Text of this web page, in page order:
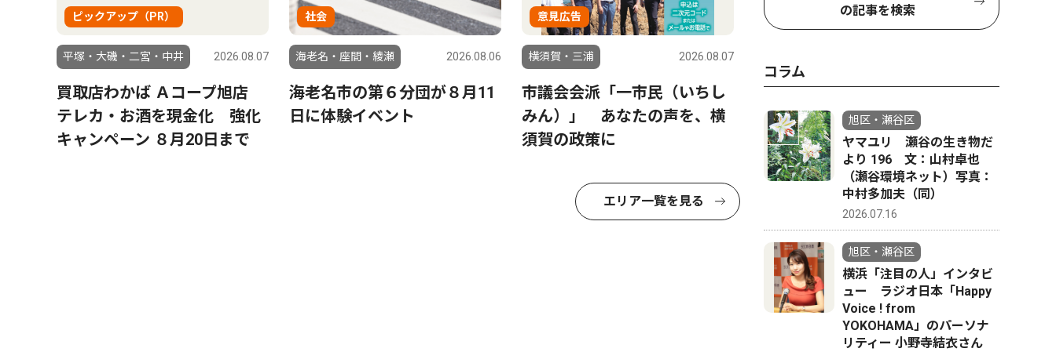
ピックアップ（PR）
平塚・大磯・二宮・中井 2026.08.07
買取店わかば Ａコープ旭店
テレカ・お酒を現金化 強化
キャンペーン ８月20日まで
社会
海老名・座間・綾瀬 2026.08.06
海老名市の第６分団が８月11
日に体験イベント
意見広告
横須賀・三浦 2026.08.07
市議会会派「一市民（いちし
みん）」 あなたの声を、横
須賀の政策に
エリア一覧を見る
の記事を検索
コラム
旭区・瀬谷区
ヤマユリ 瀬谷の生き物だ
より 196 文：山村卓也
（瀬谷環境ネット）写真：
中村多加夫（同）
2026.07.16
旭区・瀬谷区
横浜「注目の人」インタビ
ュー ラジオ日本「Happy
Voice ! from
YOKOHAMA」のパーソナ
リティー 小野寺結衣さん